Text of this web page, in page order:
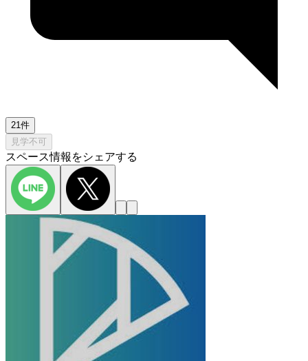
21件
見学不可
スペース情報をシェアする